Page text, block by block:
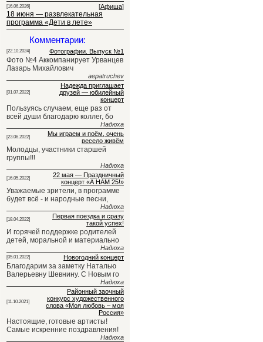
[16.06.2026] [Афиша]
18 июня — развлекательная
программа «Дети в лете»
Комментарии:
[22.10.2024] Фотографии. Выпуск №1
Фото №4 Аккомпанирует Урванцев
Лазарь Михайлович
aepatruchev
[01.07.2022]
Надежда приглашает
друзей — юбилейный
концерт
Пользуясь случаем, еще раз от
всей души благодарю коллег, бо
Надюха
[23.06.2022]
Мы играем и поём, очень
весело живём
Молодцы, участники старшей
группы!!!
Надюха
[16.05.2022]
22 мая — Праздничный
концерт «А НАМ 25!»
Уважаемые зрители, в программе
будет всё - и народные песни,
Надюха
[18.04.2022]
Первая поездка и сразу
такой успех!
И горячей поддержке родителей
детей, моральной и материально
Надюха
[05.01.2022] Новогодний концерт
Благодарим за заметку Наталью
Валерьевну Шевнину. С Новым го
Надюха
[11.10.2021]
Районный заочный
конкурс художественного
слова «Моя любовь – моя
Россия»
Настоящие, готовые артисты!
Самые искренние поздравления!
Надюха